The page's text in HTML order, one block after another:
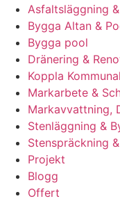
Asfaltsläggning
Bygga Altan &
Bygga pool
Dränering &
Koppla
Markarbete &
Markavvattning,
Stenläggning &
Stenspräckning
Projekt
Blogg
Offert